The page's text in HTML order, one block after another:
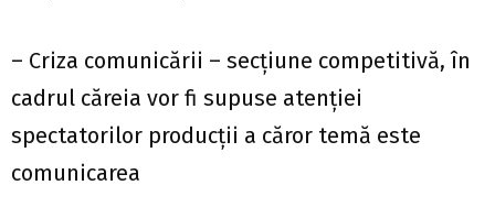
– Criza comunicării – secțiune competitivă, în
cadrul căreia vor fi supuse atenției
spectatorilor producții a căror temă este
comunicarea